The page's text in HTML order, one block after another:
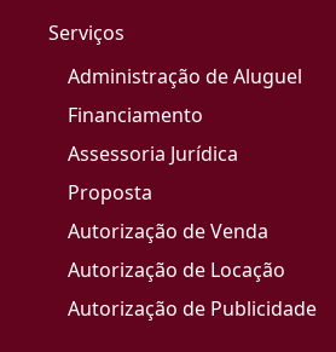
Serviços
Administração de Aluguel
Financiamento
Assessoria Jurídica
Proposta
Autorização de Venda
Autorização de Locação
Autorização de Publicidade